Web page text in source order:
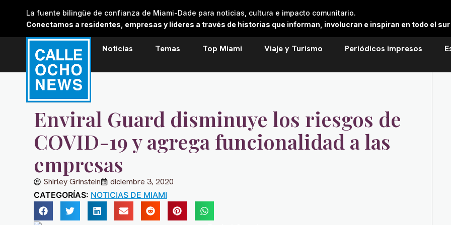
La fuente bilingüe de confianza de Miami-Dade para noticias, cultura e impacto comunitario.
Conectamos a residentes, empresas y líderes a través de historias que informan, involucran e inspiran en todo el sur
Noticias Temas Top Miami Viaje y Turismo Periódicos impresos
Enviral Guard disminuye los riesgos de
COVID-19 y agrega funcionalidad a las
empresas
Shirley Grinstein diciembre 3, 2020
CATEGORÍAS: NOTICIAS DE MIAMI